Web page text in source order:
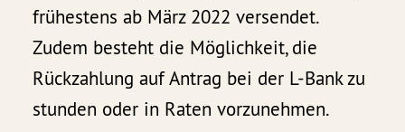
frühestens ab März 2022 versendet.
Zudem besteht die Möglichkeit, die
Rückzahlung auf Antrag bei der L-Bank zu
stunden oder in Raten vorzunehmen.